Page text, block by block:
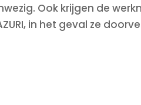
Ook krijgen de
in het geval ze